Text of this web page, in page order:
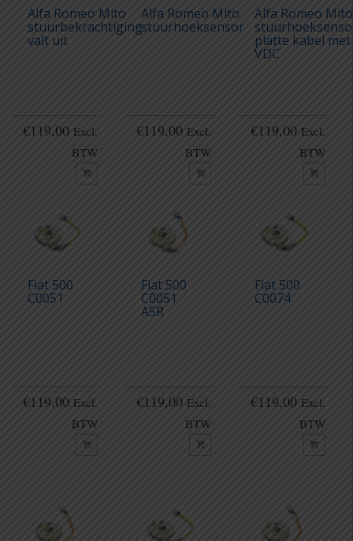
Alfa Romeo Mito
stuurbekrachtiging
valt uit
€119,00 Excl.
BTW
Alfa Romeo Mito
stuurhoeksensor
€119,00 Excl.
BTW
Alfa Romeo Mito
platte kabel met
VDC
€119,00 Excl.
BTW
Fiat 500
C0051
€119,00 Excl.
BTW
Fiat 500
C0051
ASR
€119,00 Excl.
BTW
Fiat 500
C0074
€119,00 Excl.
BTW